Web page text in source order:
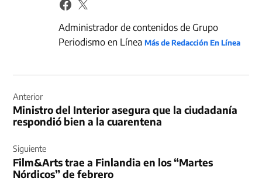
Administrador de contenidos de Grupo
Periodismo en LíneaMás de Redacción En Línea
de
entradas
Anterior
Ministro del Interior asegura que la ciudadanía
respondió bien a la cuarentena
Siguiente
Film&Arts trae a Finlandia en los “Martes
Nórdicos” de febrero